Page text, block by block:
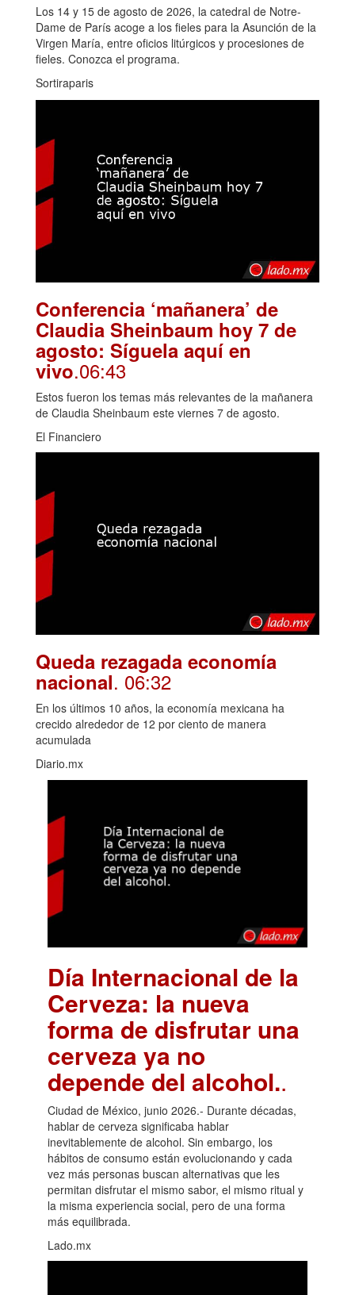
Los 14 y 15 de agosto de 2026, la catedral de Notre-
Dame de París acoge a los fieles para la Asunción de la
Virgen María, entre oficios litúrgicos y procesiones de
fieles. Conozca el programa.
Sortiraparis
Conferencia ‘mañanera’ de
Claudia Sheinbaum hoy 7 de
agosto: Síguela aquí en
vivo.06:43
Estos fueron los temas más relevantes de la mañanera
de Claudia Sheinbaum este viernes 7 de agosto.
El Financiero
Queda rezagada economía
nacional. 06:32
En los últimos 10 años, la economía mexicana ha
crecido alrededor de 12 por ciento de manera
acumulada
Diario.mx
Día Internacional de la
Cerveza: la nueva
forma de disfrutar una
cerveza ya no
depende del alcohol..
Ciudad de México, junio 2026.- Durante décadas,
hablar de cerveza significaba hablar
inevitablemente de alcohol. Sin embargo, los
hábitos de consumo están evolucionando y cada
vez más personas buscan alternativas que les
permitan disfrutar el mismo sabor, el mismo ritual y
la misma experiencia social, pero de una forma
más equilibrada.
Lado.mx